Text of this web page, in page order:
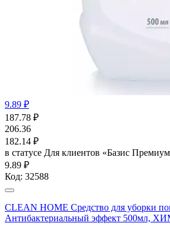
9.89 ₽
187.78 ₽
206.36
182.14 ₽
в статусе Для клиентов «Базис
9.89 ₽
Код: 32588
CLEAN HOME Средство для уборки
Антибактериальный эффект 500мл,